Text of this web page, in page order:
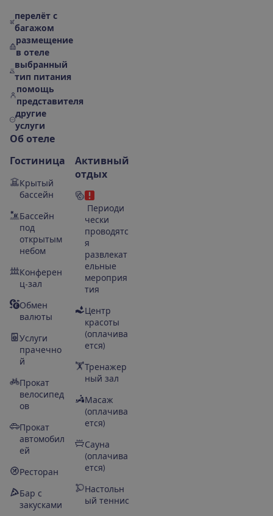
перелёт с
багажом
размещение
в отеле
выбранный
тип питания
помощь
представителя
другие
услуги
Об отеле
Гостиница
Крытый
бассейн
Бассейн
под
открытым
небом
Конферен
ц-зал
Обмен
валюты
Услуги
прачечно
й
Прокат
велосипед
ов
Прокат
автомобил
ей
Ресторан
Бар с
закусками
Активный
отдых
Периоди
чески
проводятс
я
развлекат
ельные
мероприя
тия
Центр
красоты
(оплачива
ется)
Тренажер
ный зал
Масаж
(оплачива
ется)
Сауна
(оплачива
ется)
Настольн
ый теннис